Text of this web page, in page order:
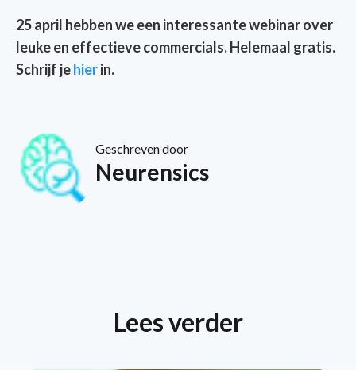
25 april hebben we een interessante webinar over
leuke en effectieve commercials. Helemaal gratis.
Schrijf jehierin.
Geschreven door
Neurensics
Lees verder